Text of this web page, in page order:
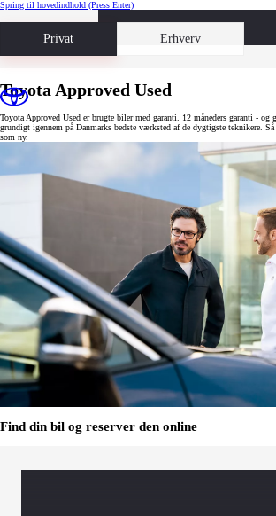
Spring til hovedindhold (Press Enter)
Privat Erhverv
Book prøvetur
Toyota Approved Used
Toyota Approved Used er brugte biler med garanti. 12 måneders garanti - og
grundigt igennem på Danmarks bedste værksted af de dygtigste teknikere.
som ny.
Find din bil og reserver den online